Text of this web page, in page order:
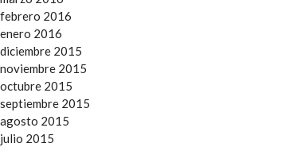
febrero 2016
enero 2016
diciembre 2015
noviembre 2015
octubre 2015
septiembre 2015
agosto 2015
julio 2015